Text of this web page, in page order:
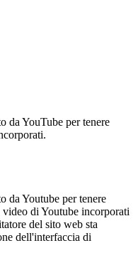
da YouTube per tenere
da Youtube per tenere
di Youtube incorporati
del sito web sta
dell'interfaccia di